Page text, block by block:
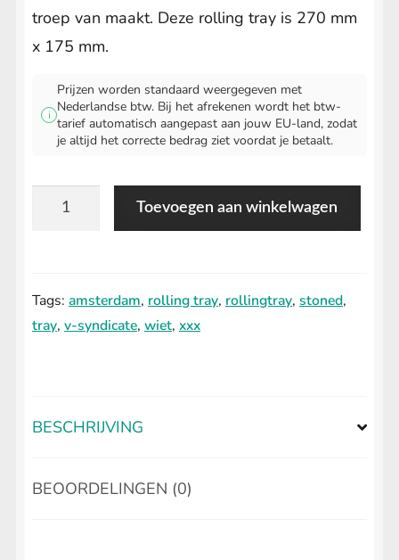
troep van maakt. Deze rolling tray is 270 mm
x 175 mm.
i
Prijzen worden standaard weergegeven met
Nederlandse btw. Bij het afrekenen wordt het btw-
tarief automatisch aangepast aan jouw EU-land, zodat
je altijd het correcte bedrag ziet voordat je betaalt.
Amsterdam
aantal
Toevoegen aan winkelwagen
Tags: amsterdam, rolling tray, rollingtray, stoned,
tray, v-syndicate, wiet, xxx
BESCHRIJVING
BEOORDELINGEN (0)